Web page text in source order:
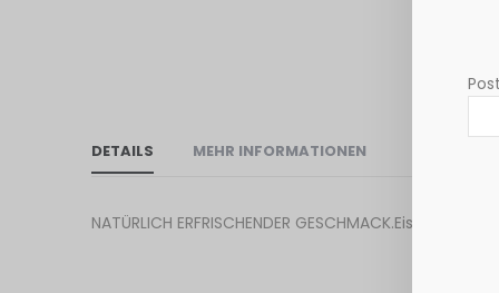
DETAILS
NATÜRLICH ERFRISCHENDER
MEHR INFORMATIONEN